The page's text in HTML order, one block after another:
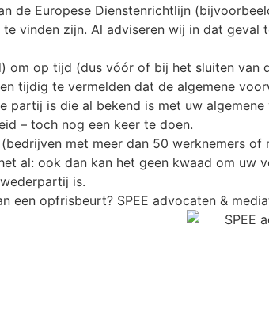
de Europese Dienstenrichtlijn
vinden zijn. Al adviseren wij in dat
om op tijd (dus vóór of bij het sluiten
tijdig te vermelden dat de algemene
partij is die al bekend is met uw
– toch nog een keer te doen.
(bedrijven met meer dan 50 werknemers
al: ook dan kan het geen kwaad om
is.
een opfrisbeurt? SPEE advocaten &